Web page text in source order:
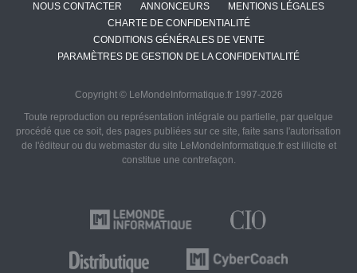
NOUS CONTACTER ANNONCEURS
MENTIONS LÉGALES
CHARTE DE CONFIDENTIALITÉ
CONDITIONS GÉNÉRALES DE VENTE
PARAMÈTRES DE GESTION DE LA CONFIDENTIALITÉ
Copyright © LeMondeInformatique.fr 1997-2026
Toute reproduction ou représentation intégrale ou partielle, par quelque
procédé que ce soit, des pages publiées sur ce site, faite sans l'autorisation
de l'éditeur ou du webmaster du site LeMondeInformatique.fr est illicite et
constitue une contrefaçon.